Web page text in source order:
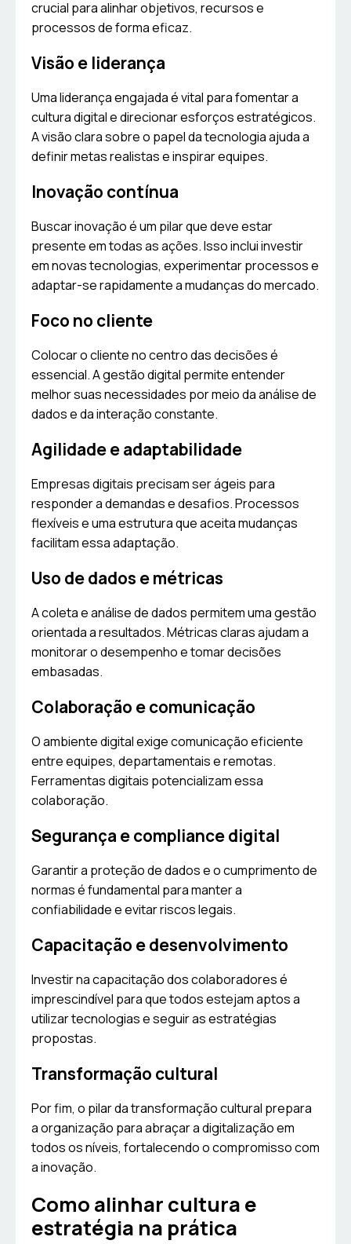
crucial para alinhar objetivos, recursos e
processos de forma eficaz.
Visão e liderança
Uma liderança engajada é vital para fomentar a
cultura digital e direcionar esforços estratégicos.
A visão clara sobre o papel da tecnologia ajuda a
definir metas realistas e inspirar equipes.
Inovação contínua
Buscar inovação é um pilar que deve estar
presente em todas as ações. Isso inclui investir
em novas tecnologias, experimentar processos e
adaptar-se rapidamente a mudanças do mercado.
Foco no cliente
Colocar o cliente no centro das decisões é
essencial. A gestão digital permite entender
melhor suas necessidades por meio da análise de
dados e da interação constante.
Agilidade e adaptabilidade
Empresas digitais precisam ser ágeis para
responder a demandas e desafios. Processos
flexíveis e uma estrutura que aceita mudanças
facilitam essa adaptação.
Uso de dados e métricas
A coleta e análise de dados permitem uma gestão
orientada a resultados. Métricas claras ajudam a
monitorar o desempenho e tomar decisões
embasadas.
Colaboração e comunicação
O ambiente digital exige comunicação eficiente
entre equipes, departamentais e remotas.
Ferramentas digitais potencializam essa
colaboração.
Segurança e compliance digital
Garantir a proteção de dados e o cumprimento de
normas é fundamental para manter a
confiabilidade e evitar riscos legais.
Capacitação e desenvolvimento
Investir na capacitação dos colaboradores é
imprescindível para que todos estejam aptos a
utilizar tecnologias e seguir as estratégias
propostas.
Transformação cultural
Por fim, o pilar da transformação cultural prepara
a organização para abraçar a digitalização em
todos os níveis, fortalecendo o compromisso com
a inovação.
Como alinhar cultura e
estratégia na prática